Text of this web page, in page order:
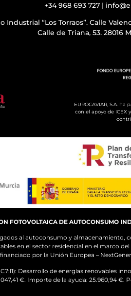
+34 968 693 727 |
Industrial “Los Torraos”. Calle
Calle de Triana, 53. 28016
EUROCAVIAR, S.A.
con el apoyo de ICEX
FOTOVOLTAICA DE AUTOCONSUMO
al autoconsumo y almacenamiento,
en el sector residencial en el marco
por la Unión Europea –
Desarrollo de energías renovables
€. Importe de la ayuda: 25.960,94 €.